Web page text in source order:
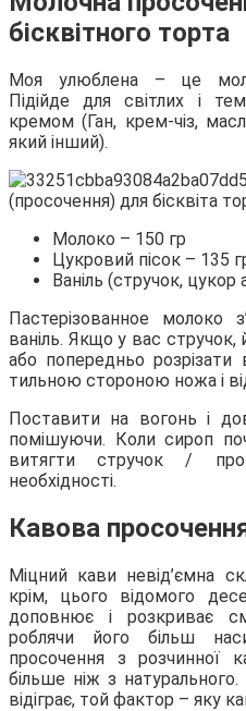
бісквітного торта
Моя улюблена – це
Підійде для світлих і
кремом (Ган, крем-чіз,
який інший).
Молоко – 150 гр
Цукровий пісок – 135
Ваніль (стручок,
Пастерізованное молоко
ваніль. Якщо у вас
або попередньо розрізати
тильною стороною ножа і
Поставити на вогонь і
помішуючи. Коли сироп
витягти стручок /
необхідності.
Кавова
Міцний кави невід’ємна
крім, цього відомого
доповнює і розкриває
роблячи його більш
просочення з розчинної
більше ніж з
відіграє, той фактор – яку